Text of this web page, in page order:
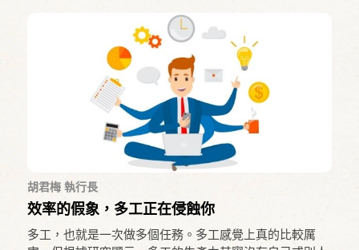
胡君梅 執行長
效率的假象，多工正在侵蝕你
多工，也就是一次做多個任務。多工感覺上真的比較厲